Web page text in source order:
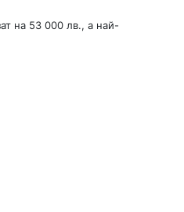
на 53 000 лв., а най-